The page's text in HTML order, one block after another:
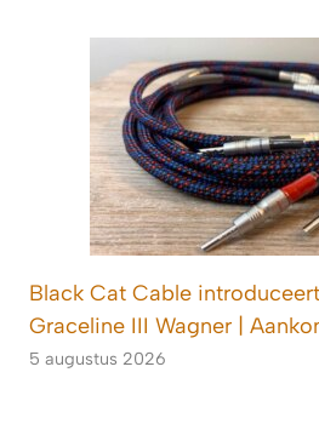
Black Cat Cable
Graceline III Wagner |
5 augustus 2026